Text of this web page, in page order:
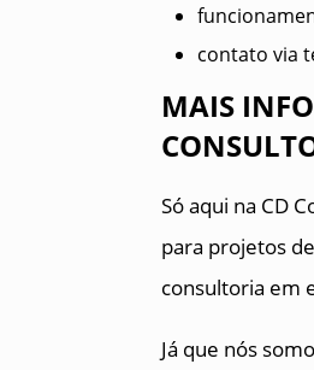
contato via
MAIS
Só aqui na CD
para projetos
consultoria em
Já que nós